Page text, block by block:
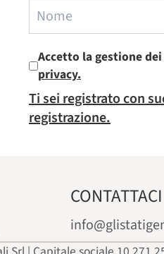
Accetto la gestione
privacy.
Ti sei registrato con
registrazione.
CONTATTACI